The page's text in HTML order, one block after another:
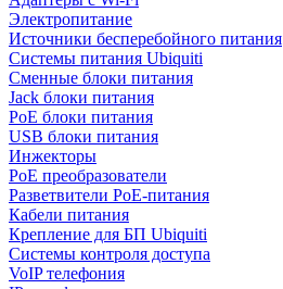
Электропитание
Источники бесперебойного питания
Системы питания Ubiquiti
Сменные блоки питания
Jack блоки питания
PoE блоки питания
USB блоки питания
Инжекторы
PoE преобразователи
Разветвители PoE-питания
Кабели питания
Крепление для БП Ubiquiti
Системы контроля доступа
VoIP телефония